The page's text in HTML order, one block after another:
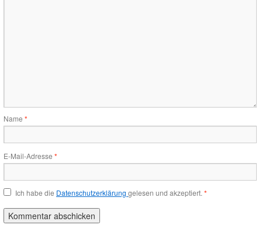
Name *
E-Mail-Adresse *
Ich habe die Datenschutzerklärung gelesen und akzeptiert. *